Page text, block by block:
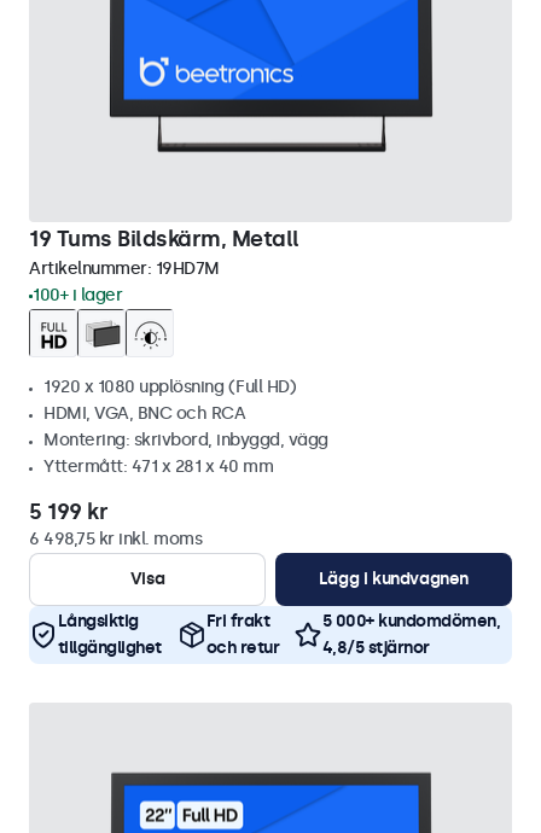
19 Tums Bildskärm, Metall
Artikelnummer: 19HD7M
100+ i lager
1920 x 1080 upplösning (Full HD)
HDMI, VGA, BNC och RCA
Montering: skrivbord, inbyggd, vägg
Yttermått: 471 x 281 x 40 mm
5 199 kr
6 498,75 kr inkl. moms
Visa
Lägg i kundvagnen
Långsiktig
tillgänglighet
Fri frakt
och retur
5 000+ kundomdömen,
4,8/5 stjärnor